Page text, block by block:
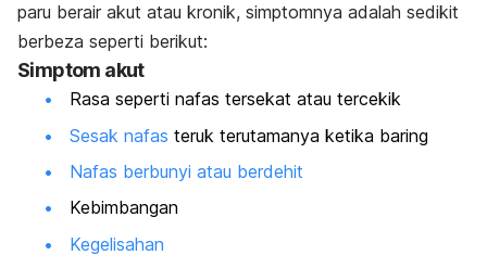
paru berair akut atau kronik, simptomnya adalah sedikit
berbeza seperti berikut:
Simptom akut
Rasa seperti nafas tersekat atau tercekik
Sesak nafas teruk terutamanya ketika baring
Nafas berbunyi atau berdehit
Kebimbangan
Kegelisahan